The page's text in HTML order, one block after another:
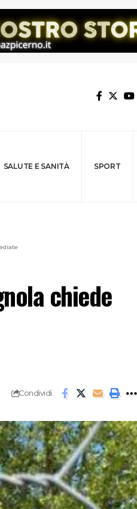
SALUTE E SANITÀ SPORT
chiede
Condividi